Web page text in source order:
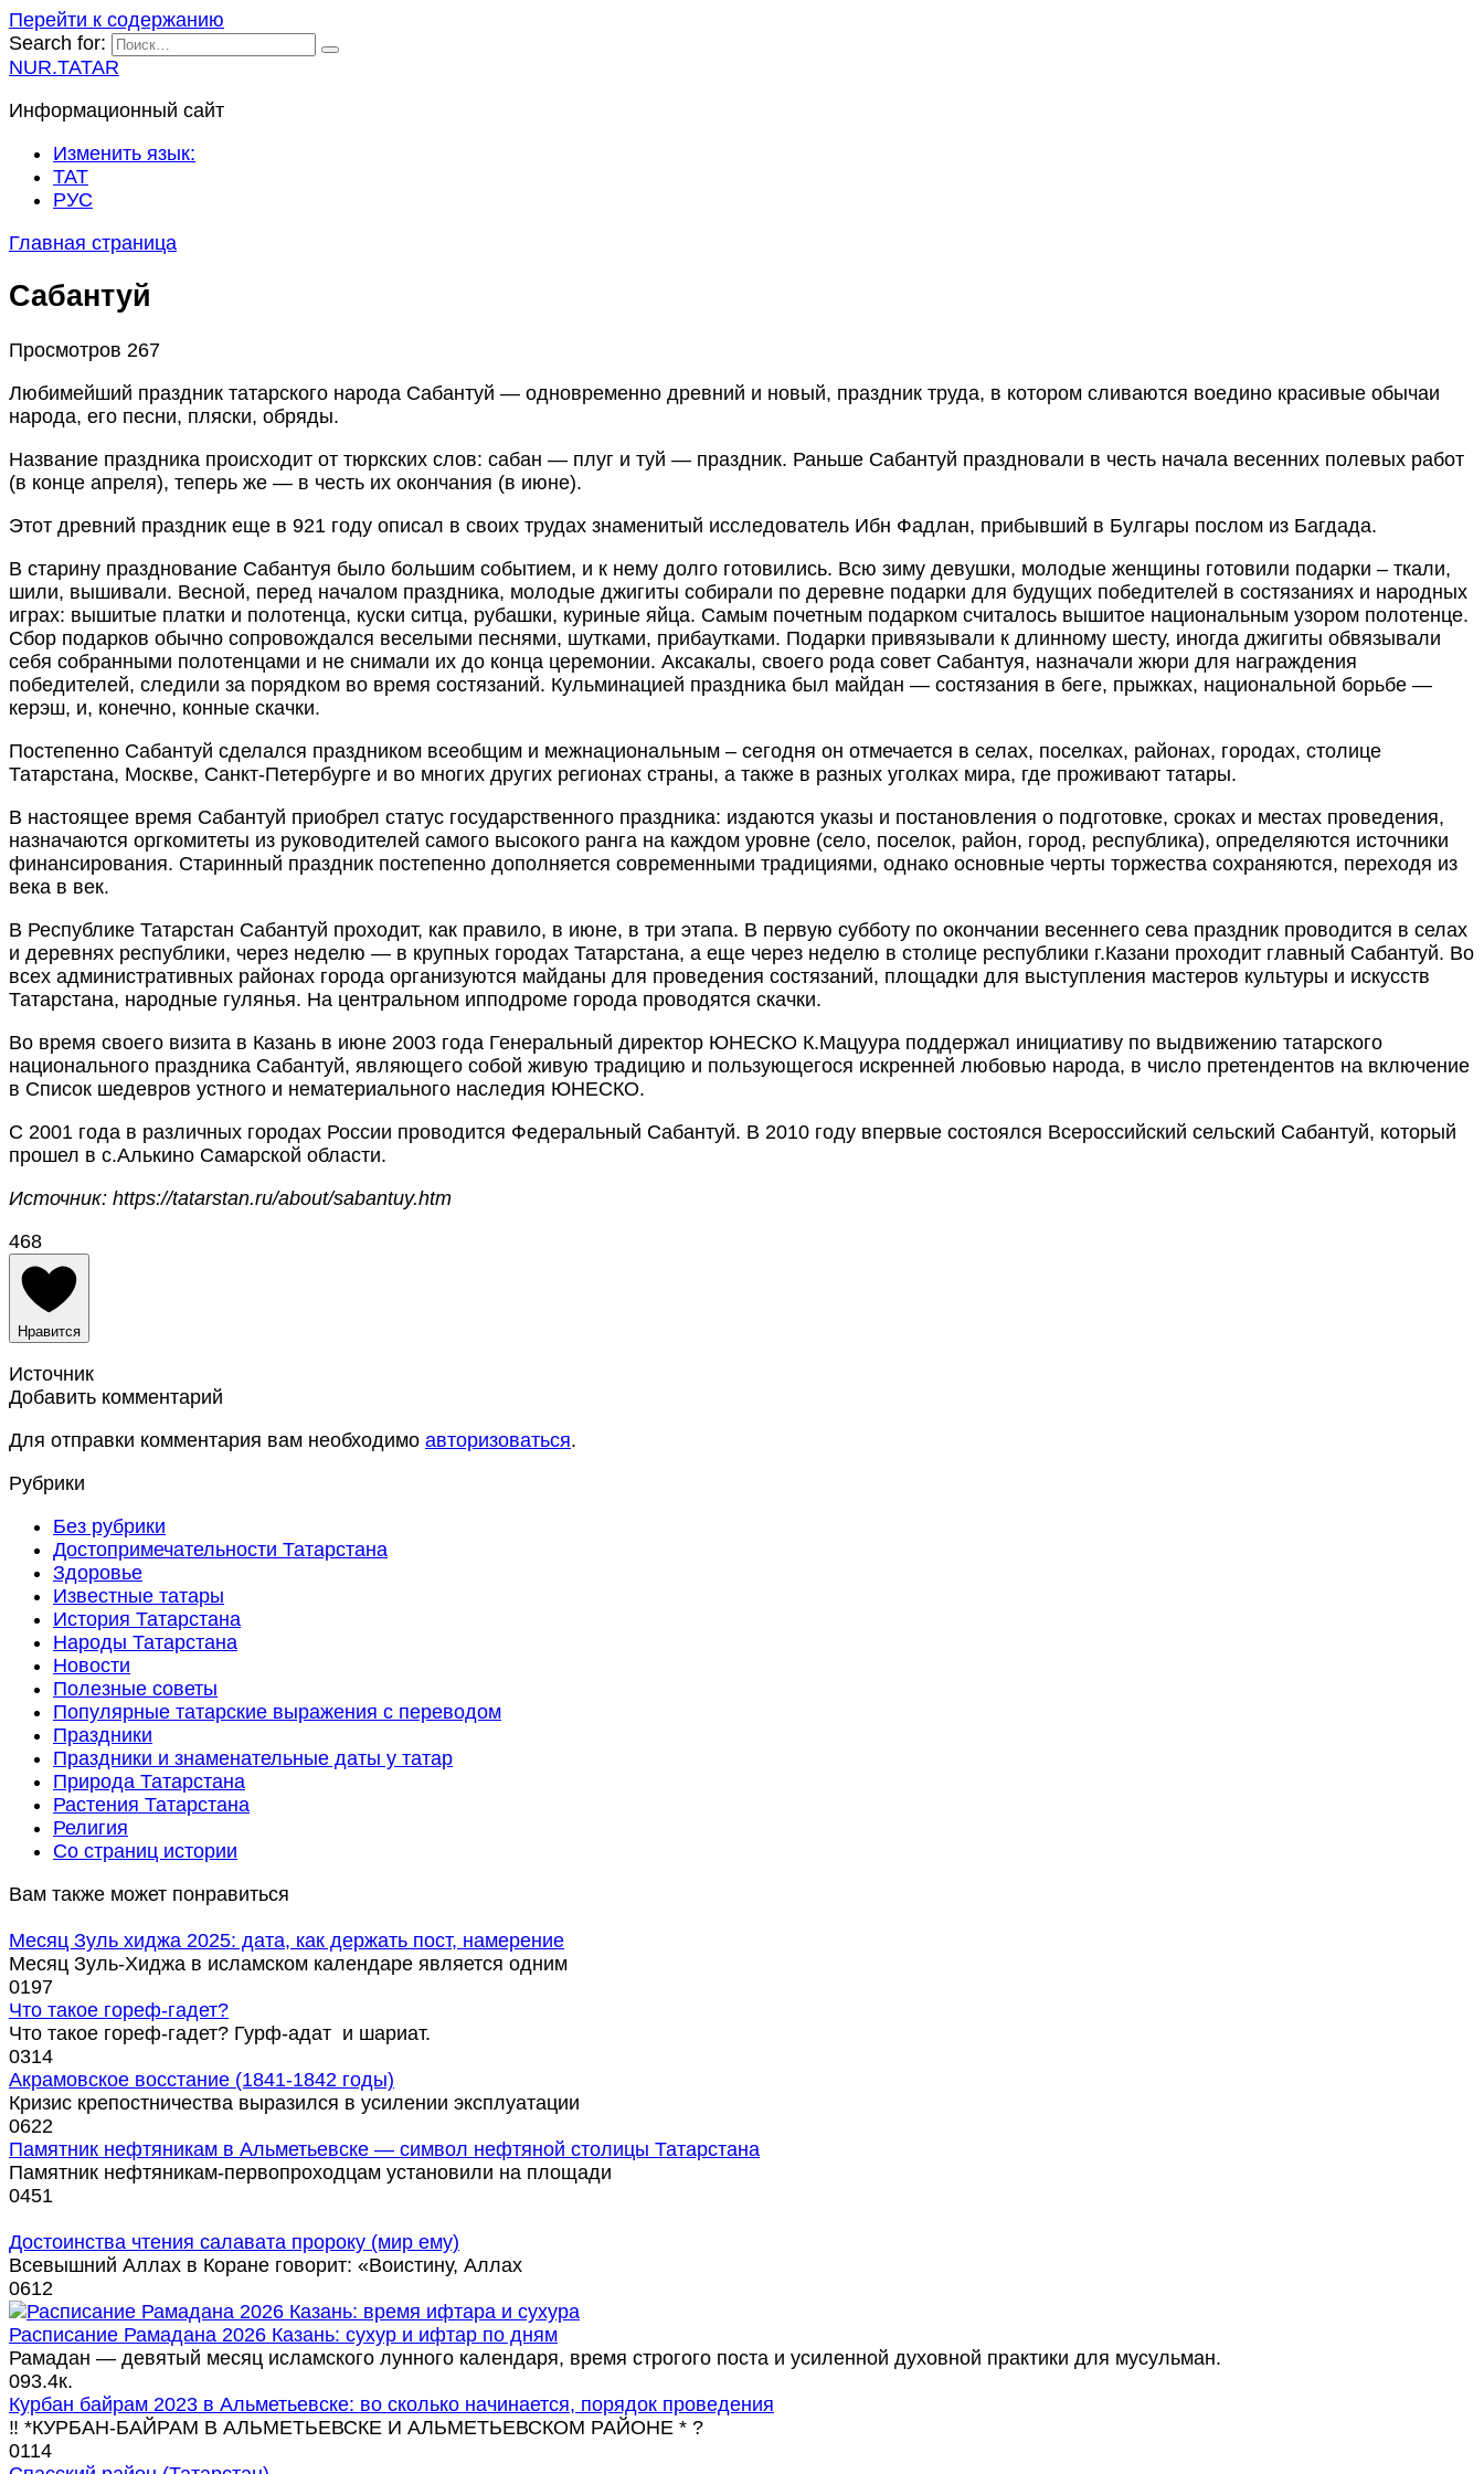
Перейти к содержанию
Search for:
NUR.TATAR
Информационный сайт
Изменить язык:
ТАТ
РУС
Главная страница
Сабантуй
Просмотров 267
Любимейший праздник татарского народа Сабантуй — одновременно древний и новый, праздник труда, в котором сливаются воедино красивые обычаи
народа, его песни, пляски, обряды.
Название праздника происходит от тюркских слов: сабан — плуг и туй — праздник. Раньше Сабантуй праздновали в честь начала весенних полевых работ
(в конце апреля), теперь же — в честь их окончания (в июне).
Этот древний праздник еще в 921 году описал в своих трудах знаменитый исследователь Ибн Фадлан, прибывший в Булгары послом из Багдада.
В старину празднование Сабантуя было большим событием, и к нему долго готовились. Всю зиму девушки, молодые женщины готовили подарки – ткали,
шили, вышивали. Весной, перед началом праздника, молодые джигиты собирали по деревне подарки для будущих победителей в состязаниях и народных
играх: вышитые платки и полотенца, куски ситца, рубашки, куриные яйца. Самым почетным подарком считалось вышитое национальным узором полотенце.
Сбор подарков обычно сопровождался веселыми песнями, шутками, прибаутками. Подарки привязывали к длинному шесту, иногда джигиты обвязывали
себя собранными полотенцами и не снимали их до конца церемонии. Аксакалы, своего рода совет Сабантуя, назначали жюри для награждения
победителей, следили за порядком во время состязаний. Кульминацией праздника был майдан — состязания в беге, прыжках, национальной борьбе —
керэш, и, конечно, конные скачки.
Постепенно Сабантуй сделался праздником всеобщим и межнациональным – сегодня он отмечается в селах, поселках, районах, городах, столице
Татарстана, Москве, Санкт-Петербурге и во многих других регионах страны, а также в разных уголках мира, где проживают татары.
В настоящее время Сабантуй приобрел статус государственного праздника: издаются указы и постановления о подготовке, сроках и местах проведения,
назначаются оргкомитеты из руководителей самого высокого ранга на каждом уровне (село, поселок, район, город, республика), определяются источники
финансирования. Старинный праздник постепенно дополняется современными традициями, однако основные черты торжества сохраняются, переходя из
века в век.
В Республике Татарстан Сабантуй проходит, как правило, в июне, в три этапа. В первую субботу по окончании весеннего сева праздник проводится в селах
и деревнях республики, через неделю — в крупных городах Татарстана, а еще через неделю в столице республики г.Казани проходит главный Сабантуй. Во
всех административных районах города организуются майданы для проведения состязаний, площадки для выступления мастеров культуры и искусств
Татарстана, народные гулянья. На центральном ипподроме города проводятся скачки.
Во время своего визита в Казань в июне 2003 года Генеральный директор ЮНЕСКО К.Мацуура поддержал инициативу по выдвижению татарского
национального праздника Сабантуй, являющего собой живую традицию и пользующегося искренней любовью народа, в число претендентов на включение
в Список шедевров устного и нематериального наследия ЮНЕСКО.
С 2001 года в различных городах России проводится Федеральный Сабантуй. В 2010 году впервые состоялся Всероссийский сельский Сабантуй, который
прошел в с.Алькино Самарской области.
Источник: https://tatarstan.ru/about/sabantuy.htm
468
Нравится
Источник
Добавить комментарий
Для отправки комментария вам необходимо авторизоваться.
Рубрики
Без рубрики
Достопримечательности Татарстана
Здоровье
Известные татары
История Татарстана
Народы Татарстана
Новости
Полезные советы
Популярные татарские выражения с переводом
Праздники
Праздники и знаменательные даты у татар
Природа Татарстана
Растения Татарстана
Религия
Со страниц истории
Вам также может понравиться
Месяц Зуль хиджа 2025: дата, как держать пост, намерение
Месяц Зуль-Хиджа в исламском календаре является одним
0197
Что такое гореф-гадет?
Что такое гореф-гадет? Гурф-адат и шариат.
0314
Акрамовское восстание (1841-1842 годы)
Кризис крепостничества выразился в усилении эксплуатации
0622
Памятник нефтяникам в Альметьевске — символ нефтяной столицы Татарстана
Памятник нефтяникам-первопроходцам установили на площади
0451
Достоинства чтения салавата пророку (мир ему)
Всевышний Аллах в Коране говорит: «Воистину, Аллах
0612
Расписание Рамадана 2026 Казань: сухур и ифтар по дням
Рамадан — девятый месяц исламского лунного календаря, время строгого поста и усиленной духовной практики для мусульман.
093.4к.
Курбан байрам 2023 в Альметьевске: во сколько начинается, порядок проведения
‼️ *КУРБАН-БАЙРАМ В АЛЬМЕТЬЕВСКЕ И АЛЬМЕТЬЕВСКОМ РАЙОНЕ * ?
0114